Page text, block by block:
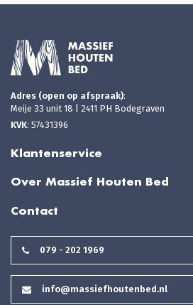
Adres (open op afspraak):
Meije 33 unit 18 | 2411 PH Bodegraven
KVK: 57431396
Klantenservice
Over Massief Houten Bed
Contact
079 - 202 1969
info@massiefhoutenbed.nl